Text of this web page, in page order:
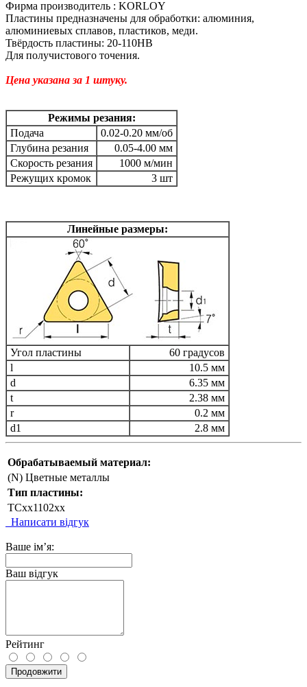
Фирма производитель : KORLOY
Пластины предназначены для обработки: алюминия,
алюминиевых сплавов, пластиков, меди.
Твёрдость пластины: 20-110HB
Для получистового точения.
Цена указана за 1 штуку.
Режимы резания:
Подача
0.02-0.20 мм/об
Глубина резания
0.05-4.00 мм
Скорость резания
1000 м/мин
Режущих кромок
3 шт
Линейные размеры:
Угол пластины
60 градусов
l
10.5 мм
d
6.35 мм
t
2.38 мм
r
0.2 мм
d1
2.8 мм
Обрабатываемый материал:
(N) Цветные металлы
Тип пластины:
TCxx1102xx
Написати відгук
Ваше ім’я:
Ваш відгук
Рейтинг
Продовжити